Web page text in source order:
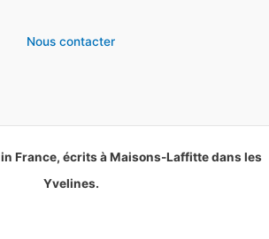
Nous contacter
France, écrits à Maisons-Laffitte dans les
Yvelines.